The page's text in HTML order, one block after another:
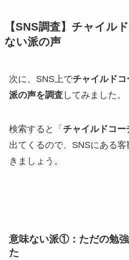
【SNS調査】チャイル
ない派の声
次に、SNS上でチャイルド
派の声を調査してみました。
検索すると「 チャイルドコ
出てくるので、SNSにある
きましょう。
意味ない派①：ただの勉
た